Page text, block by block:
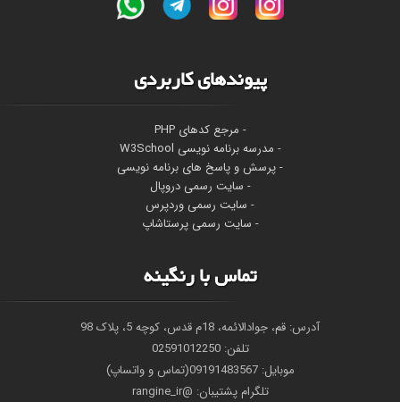
پیوندهای کاربردی
- مرجع کدهای PHP
- مدرسه برنامه نویسی W3School
- پرسش و پاسخ های برنامه نویسی
- سایت رسمی دروپال
- سایت رسمی وردپرس
- سایت رسمی پرستاشاپ
تماس با رنگینه
آدرس: قم، جوادالائمه، 18م قدس، کوچه 5، پلاک 98
تلفن: 02591012250
موبایل: 09191483567(تماس و واتساپ)
تلگرام پشتیبان: @rangine_ir